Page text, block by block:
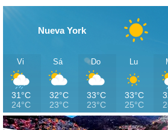
Nueva York
Vi
31°C
24°C
Sá
32°C
23°C
Do
33°C
23°C
Lu
33°C
25°C